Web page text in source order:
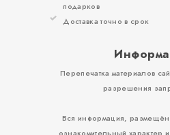
подарков
Доставка точно в срок
Перепечатка материалов
разрешения
Вся информация,